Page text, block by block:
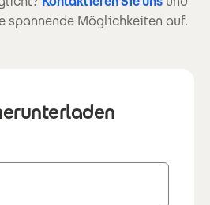
spannende Möglichkeiten auf.